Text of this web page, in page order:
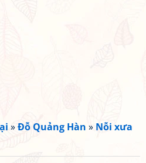
»Đỗ Quảng Hàn » Nỗi xưa